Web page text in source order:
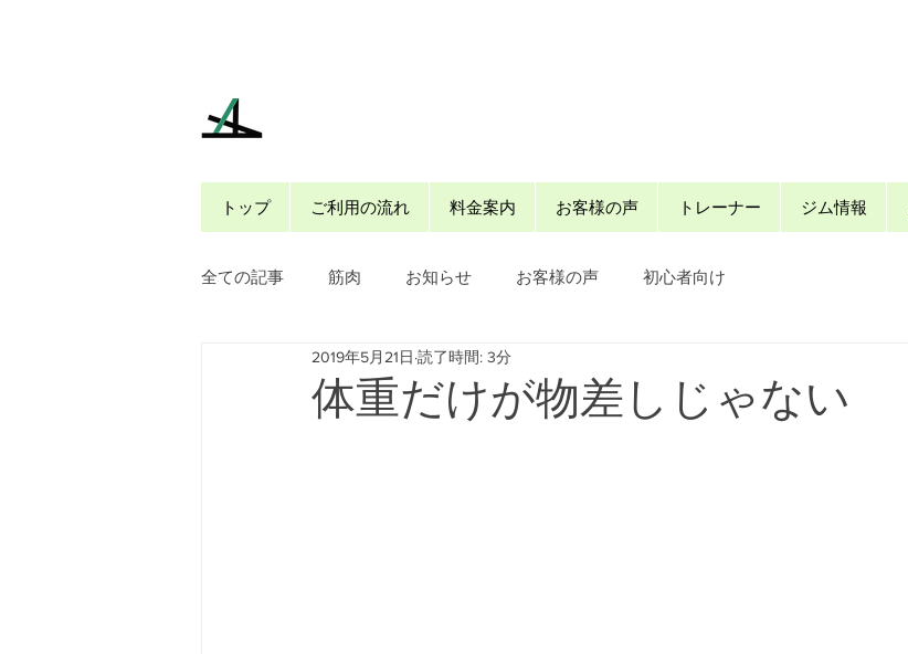
トップ ご利用の流れ 料金案内 お客様の声 トレーナー ジム情報
全ての記事 筋肉 お知らせ お客様の声 初心者向け
体重だけが物差しじゃない
2019年5月21日 読了時間: 3分